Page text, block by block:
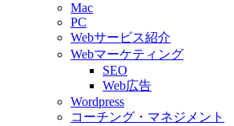
Mac
PC
Webサービス紹介
Webマーケティング
SEO
Web広告
Wordpress
コーチング・マネジメント